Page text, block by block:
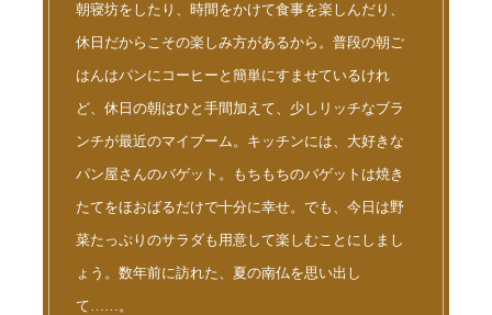
朝寝坊をしたり、時間をかけて食事を楽しんだり、
休日だからこその楽しみ方があるから。普段の朝ご
はんはパンにコーヒーと簡単にすませているけれ
ど、休日の朝はひと手間加えて、少しリッチなブラ
ンチが最近のマイブーム。キッチンには、大好きな
パン屋さんのバゲット。もちもちのバゲットは焼き
たてをほおばるだけで十分に幸せ。でも、今日は野
菜たっぷりのサラダも用意して楽しむことにしまし
ょう。数年前に訪れた、夏の南仏を思い出し
て……。